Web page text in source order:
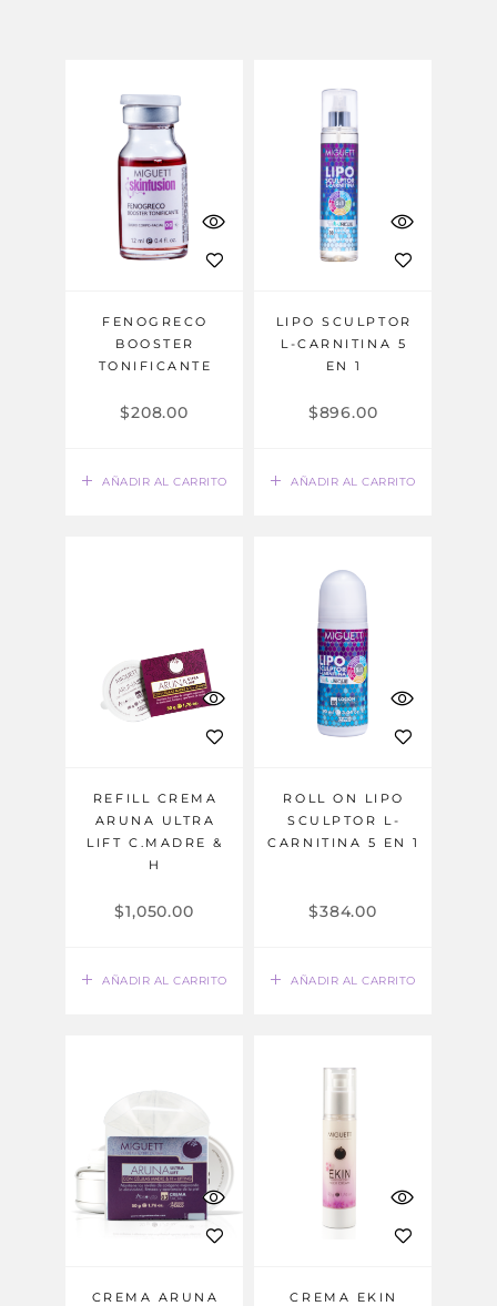
AÑADIR AL CARRITO
FENOGRECO
BOOSTER
TONIFICANTE
$208.00
AÑADIR AL CARRITO
LIPO SCULPTOR
L-CARNITINA 5
EN 1
$896.00
AÑADIR AL CARRITO
REFILL CREMA
ARUNA ULTRA
LIFT C.MADRE &
H
$1,050.00
AÑADIR AL CARRITO
ROLL ON LIPO
SCULPTOR L-
CARNITINA 5 EN 1
$384.00
CREMA ARUNA CREMA EKIN